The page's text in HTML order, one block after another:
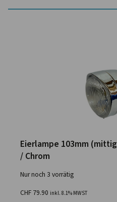
Eierlampe 103mm
/ Chrom
Nur noch 3 vorrätig
CHF 79.90 inkl. 8.1% MWST